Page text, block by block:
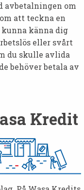
avbetalningen om
att teckna en
känna dig
eller svårt
du skulle avlida
behöver betala av
Kredit